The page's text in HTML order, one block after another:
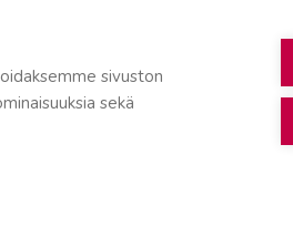
sivuston
sekä